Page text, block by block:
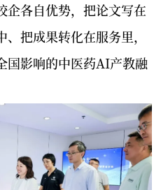
企各自优势，把论文写在
把成果转化在服务里，
国影响的中医药AI产教融